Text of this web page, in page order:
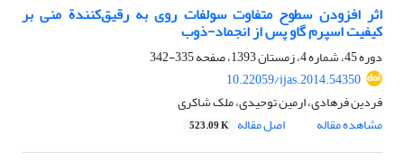
اثر افزودن سطوح متفاوت سولفات روی به رقیق‌کنندة منی بر
کیفیت اسپرم گاو پس از انجماد-ذوب
دوره 45، شماره 4، زمستان 1393، صفحه
335-342
10.22059/ijas.2014.54350
فردین فرهادی، ارمین توحیدی، ملک شاکری
مشاهده مقاله
اصل مقاله 523.09 K